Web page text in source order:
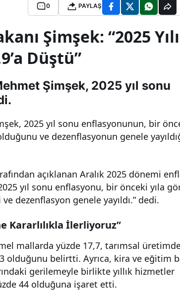
0 PAYLAŞ
Şimşek: “2025
Düştü”
Şimşek, 2025 yıl sonu
2025 yıl sonu enflasyonunun, bir
ve dezenflasyonun genele
açıklanan Aralık 2025 dönemi
yıl sonu enflasyonu, bir önceki yıla
dezenflasyon genele yayıldı.” dedi.
Kararlılıkla İlerliyoruz”
mallarda yüzde 17,7, tarımsal
olduğunu belirtti. Ayrıca, kira ve eğitim
gerilemeyle birlikte yıllık hizmetler
44 olduğuna işaret etti.